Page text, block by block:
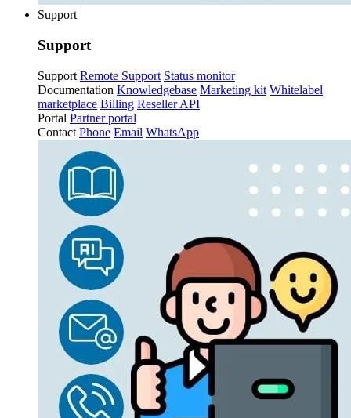
Support
Support
Support Remote Support Status monitor
Documentation Knowledgebase Marketing kit Whitelabel
marketplace Billing Reseller API
Portal Partner portal
Contact Phone Email WhatsApp